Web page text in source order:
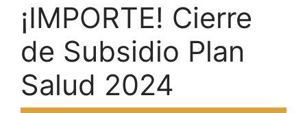
¡IMPORTE! Cierre
de Subsidio Plan
Salud 2024